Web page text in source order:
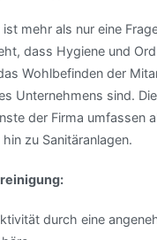
ist mehr als nur eine
dass Hygiene und
Wohlbefinden der
Unternehmens sind. Die
der Firma umfassen
zu Sanitäranlagen.
durch eine